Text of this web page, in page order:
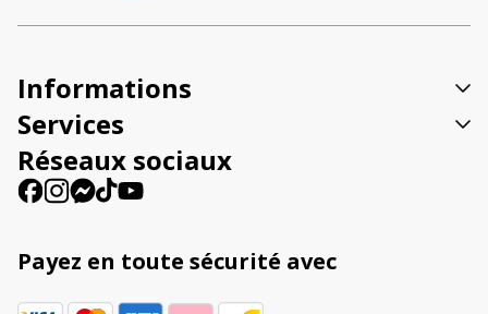
i
v
e
:
Informations
Services
Réseaux sociaux
Payez en toute sécurité avec